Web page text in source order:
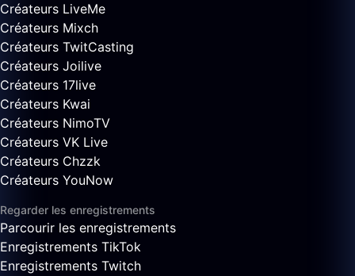
Créateurs LiveMe
Créateurs Mixch
Créateurs TwitCasting
Créateurs Joilive
Créateurs 17live
Créateurs Kwai
Créateurs NimoTV
Créateurs VK Live
Créateurs Chzzk
Créateurs YouNow
Regarder les enregistrements
Parcourir les enregistrements
Enregistrements TikTok
Enregistrements Twitch